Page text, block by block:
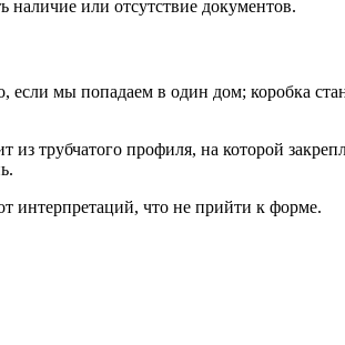
наличие или отсутствие документов.
мы попадаем в один дом; коробка
трубчатого профиля, на которой
интерпретаций, что не прийти к форме.